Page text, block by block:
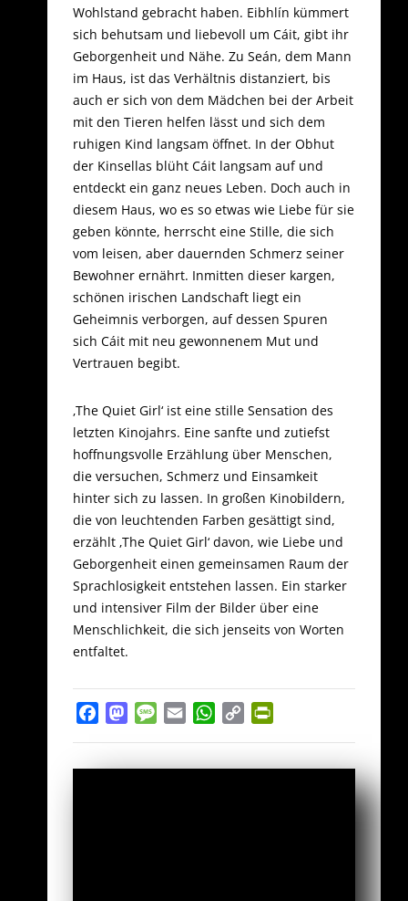
Wohlstand gebracht haben. Eibhlín kümmert
sich behutsam und liebevoll um Cáit, gibt ihr
Geborgenheit und Nähe. Zu Seán, dem Mann
im Haus, ist das Verhältnis distanziert, bis
auch er sich von dem Mädchen bei der Arbeit
mit den Tieren helfen lässt und sich dem
ruhigen Kind langsam öffnet. In der Obhut
der Kinsellas blüht Cáit langsam auf und
entdeckt ein ganz neues Leben. Doch auch in
diesem Haus, wo es so etwas wie Liebe für sie
geben könnte, herrscht eine Stille, die sich
vom leisen, aber dauernden Schmerz seiner
Bewohner ernährt. Inmitten dieser kargen,
schönen irischen Landschaft liegt ein
Geheimnis verborgen, auf dessen Spuren
sich Cáit mit neu gewonnenem Mut und
Vertrauen begibt.
‚The Quiet Girl‘ ist eine stille Sensation des
letzten Kinojahrs. Eine sanfte und zutiefst
hoffnungsvolle Erzählung über Menschen,
die versuchen, Schmerz und Einsamkeit
hinter sich zu lassen. In großen Kinobildern,
die von leuchtenden Farben gesättigt sind,
erzählt ‚The Quiet Girl‘ davon, wie Liebe und
Geborgenheit einen gemeinsamen Raum der
Sprachlosigkeit entstehen lassen. Ein starker
und intensiver Film der Bilder über eine
Menschlichkeit, die sich jenseits von Worten
entfaltet.
FacebookMastodon
Message
Email WhatsApp
Copy